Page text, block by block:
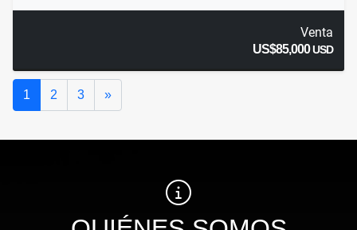
Venta
US$85,000USD
1 2 3 »Siguiente